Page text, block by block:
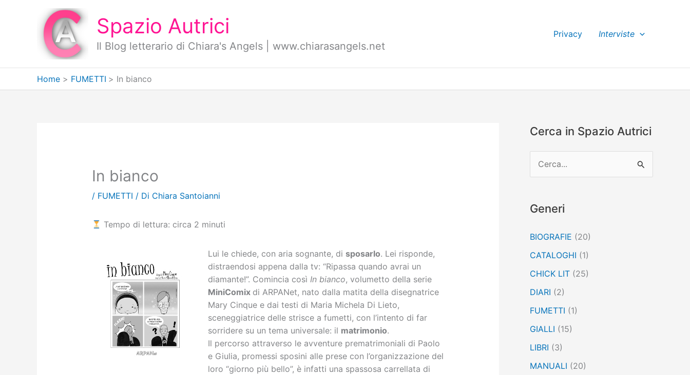
Spazio Autrici
Il Blog letterario di Chiara's Angels | www.chiarasangels.net
Privacy Interviste
Home FUMETTI In bianco
In bianco
/ FUMETTI / Di Chiara Santoianni
Tempo di lettura: circa 2 minuti
Lui le chiede, con aria sognante, di sposarlo. Lei risponde,
distraendosi appena dalla tv: “Ripassa quando avrai un
diamante!”. Comincia così In bianco, volumetto della serie
MiniComix di ARPANet, nato dalla matita della disegnatrice
Mary Cinque e dai testi di Maria Michela Di Lieto,
sceneggiatrice delle strisce a fumetti, con l’intento di far
sorridere su un tema universale: il matrimonio.
Il percorso attraverso le avventure prematrimoniali di Paolo
e Giulia, promessi sposini alle prese con l’organizzazione del
loro “giorno più bello”, è infatti una spassosa carrellata di
Cerca in Spazio Autrici
e
c
:
Generi
BIOGRAFIE (20)
CATALOGHI (1)
CHICK LIT (25)
DIARI (2)
FUMETTI (1)
GIALLI (15)
LIBRI (3)
MANUALI (20)